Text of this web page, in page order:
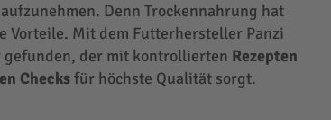
Denn Trockennahrung hat
Vorteile. Mit dem Futterhersteller Panzi
der mit kontrollierten Rezepten
Checksfür höchste Qualität sorgt.